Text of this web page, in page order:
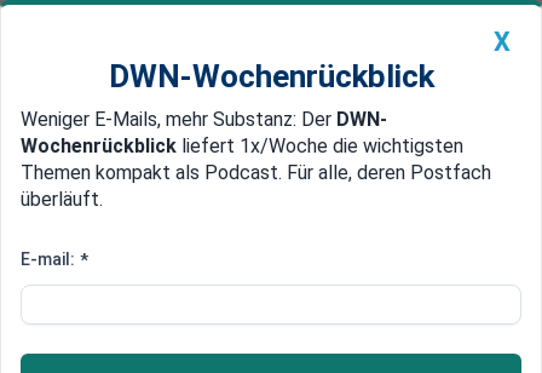
Newsticker MEIN DWN: Geldanlage Premium
Edelmetalle DWN-Magazin China
Studie: Wohnungsnot droht
Der Wohnungsbau in Deutschland steht still –
X
DWN-Wochenrückblick
Weniger E-Mails, mehr Substanz: Der DWN-
Wochenrückblick liefert 1x/Woche die wichtigsten
Themen kompakt als Podcast. Für alle, deren Postfach
überläuft.
E-mail: *